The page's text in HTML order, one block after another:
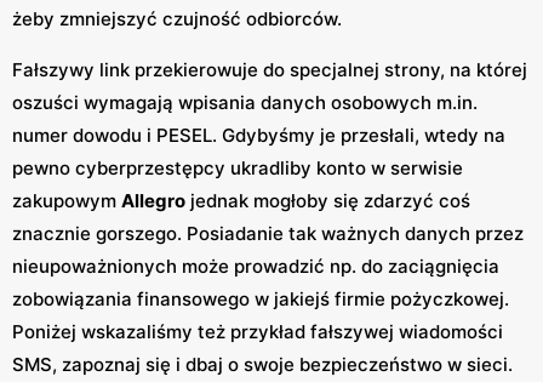
żeby zmniejszyć czujność odbiorców.
Fałszywy link przekierowuje do specjalnej strony, na której
oszuści wymagają wpisania danych osobowych m.in.
numer dowodu i PESEL. Gdybyśmy je przesłali, wtedy na
pewno cyberprzestępcy ukradliby konto w serwisie
zakupowym Allegro jednak mogłoby się zdarzyć coś
znacznie gorszego. Posiadanie tak ważnych danych przez
nieupoważnionych może prowadzić np. do zaciągnięcia
zobowiązania finansowego w jakiejś firmie pożyczkowej.
Poniżej wskazaliśmy też przykład fałszywej wiadomości
SMS, zapoznaj się i dbaj o swoje bezpieczeństwo w sieci.